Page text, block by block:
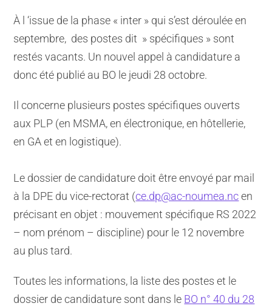
À l ‘issue de la phase « inter » qui s’est déroulée en
septembre, des postes dit » spécifiques » sont
restés vacants. Un nouvel appel à candidature a
donc été publié au BO le jeudi 28 octobre.
Il concerne plusieurs postes spécifiques ouverts
aux PLP (en MSMA, en électronique, en hôtellerie,
en GA et en logistique).
Le dossier de candidature doit être envoyé par mail
à la DPE du vice-rectorat (ce.dp@ac-noumea.ncen
précisant en objet : mouvement spécifique RS 2022
– nom prénom – discipline) pour le 12 novembre
au plus tard.
Toutes les informations, la liste des postes et le
dossier de candidature sont dans le BO n° 40 du 28